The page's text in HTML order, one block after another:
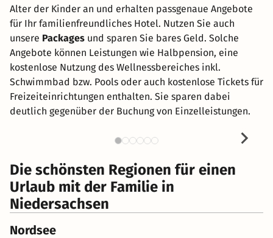
Alter der Kinder an und erhalten passgenaue Angebote
für Ihr familienfreundliches Hotel. Nutzen Sie auch
unsere Packages und sparen Sie bares Geld. Solche
Angebote können Leistungen wie Halbpension, eine
kostenlose Nutzung des Wellnessbereiches inkl.
Schwimmbad bzw. Pools oder auch kostenlose Tickets für
Freizeiteinrichtungen enthalten. Sie sparen dabei
deutlich gegenüber der Buchung von Einzelleistungen.
Die schönsten Regionen für einen
Urlaub mit der Familie in
Niedersachsen
Nordsee